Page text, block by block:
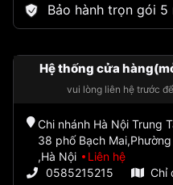
Bảo hành trọn gói 5
Hệ thống cửa
vui lòng liên hệ trước
Chi nhánh Hà Nội Trung
38 phố Bạch
,Hà Nội
Liên hệ
0585215215
Chỉ